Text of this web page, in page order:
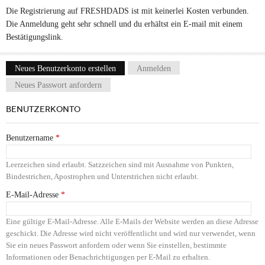
Die Registrierung auf FRESHDADS ist mit keinerlei Kosten verbunden.
Die Anmeldung geht sehr schnell und du erhältst ein E-mail mit einem
Bestätigungslink.
Haupt-Reiter
Neues Benutzerkonto erstellen (aktiver Reiter)
Anmelden
Neues Passwort anfordern
BENUTZERKONTO
Benutzername *
Leerzeichen sind erlaubt. Satzzeichen sind mit Ausnahme von Punkten,
Bindestrichen, Apostrophen und Unterstrichen nicht erlaubt.
E-Mail-Adresse *
Eine gültige E-Mail-Adresse. Alle E-Mails der Website werden an diese Adresse
geschickt. Die Adresse wird nicht veröffentlicht und wird nur verwendet, wenn
Sie ein neues Passwort anfordern oder wenn Sie einstellen, bestimmte
Informationen oder Benachrichtigungen per E-Mail zu erhalten.